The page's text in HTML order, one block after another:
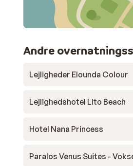
Andre
Lejligheder Elounda Colour
Lejlighedshotel Lito Beach
Hotel Nana Princess
Paralos Venus Suites -